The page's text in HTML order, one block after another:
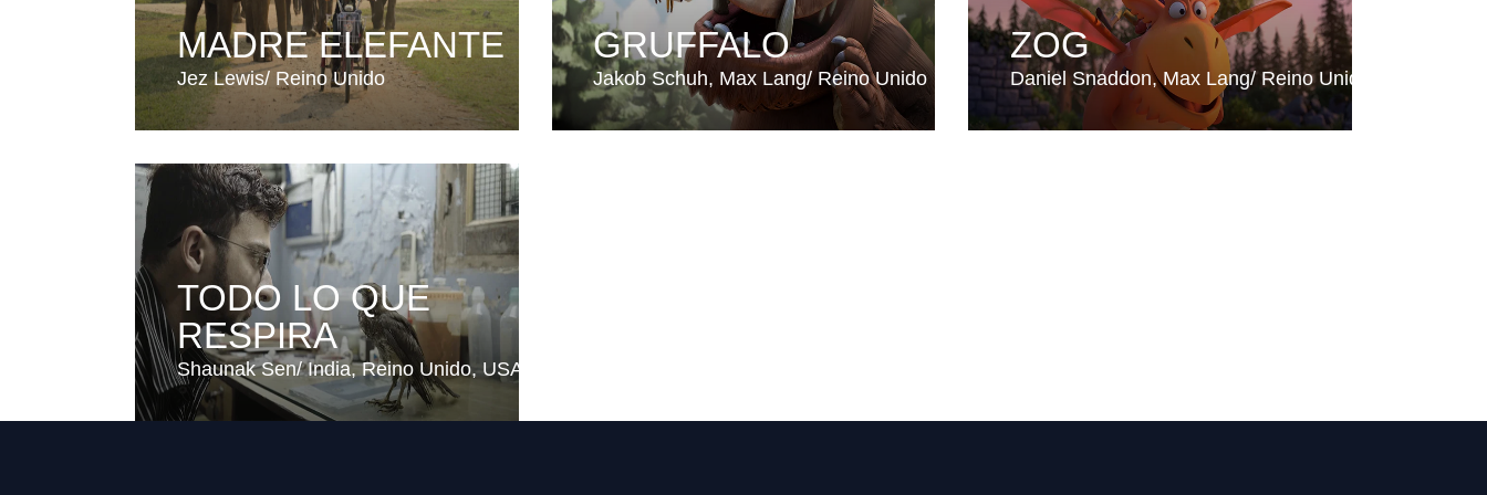
MADRE ELEFANTE
Jez Lewis Reino Unido
GRUFFALO
Jakob Schuh Max Lang Reino Unido
ZOG
Daniel Snaddon Max Lang Reino Unido
TODO LO QUE
RESPIRA
Shaunak Sen India Reino Unido USA